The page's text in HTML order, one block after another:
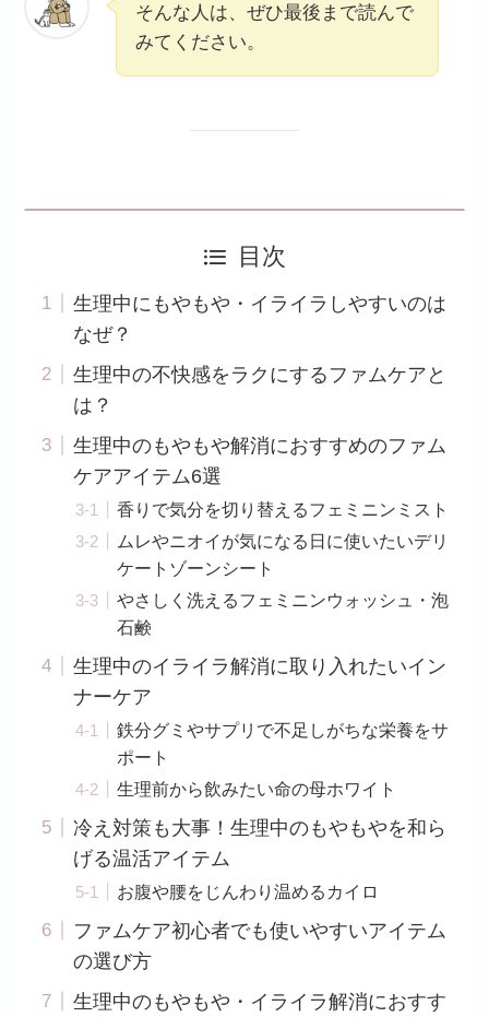
そんな人は、ぜひ最後まで読んで
みてください。
目次
生理中にもやもや・イライラしやすいのは
なぜ？
生理中の不快感をラクにするファムケアと
は？
生理中のもやもや解消におすすめのファム
ケアアイテム6選
香りで気分を切り替えるフェミニンミスト
ムレやニオイが気になる日に使いたいデリ
ケートゾーンシート
やさしく洗えるフェミニンウォッシュ・泡
石鹸
生理中のイライラ解消に取り入れたいイン
ナーケア
鉄分グミやサプリで不足しがちな栄養をサ
ポート
生理前から飲みたい命の母ホワイト
冷え対策も大事！生理中のもやもやを和ら
げる温活アイテム
お腹や腰をじんわり温めるカイロ
ファムケア初心者でも使いやすいアイテム
の選び方
生理中のもやもや・イライラ解消におすす